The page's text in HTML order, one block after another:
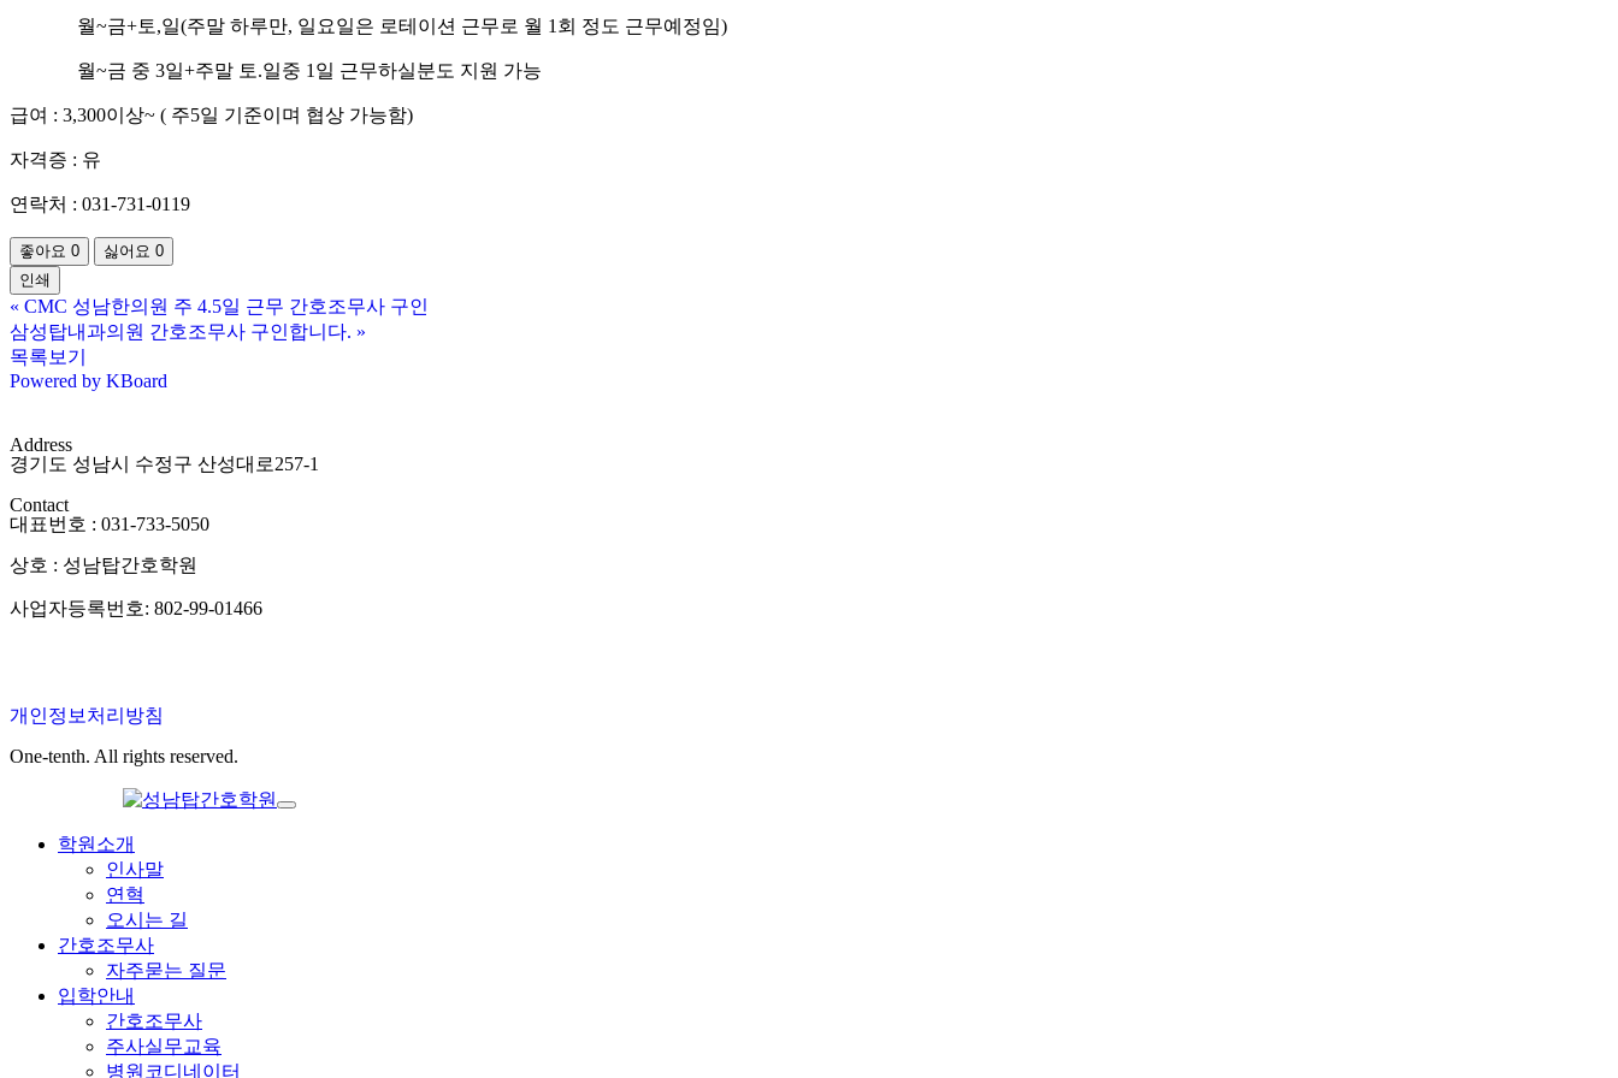
월~금+토,일(주말 하루만, 일요일은 로테이션 근무로 월 1회 정도 근무예정임)
월~금 중 3일+주말 토.일중 1일 근무하실분도 지원 가능
급여 : 3,300이상~ ( 주5일 기준이며 협상 가능함)
자격증 : 유
연락처 : 031-731-0119
좋아요 0 싫어요 0
인쇄
« CMC 성남한의원 주 4.5일 근무 간호조무사 구인
삼성탑내과의원 간호조무사 구인합니다. »
목록보기
Powered by KBoard
Address
경기도 성남시 수정구 산성대로257-1
Contact
대표번호 : 031-733-5050
상호 : 성남탑간호학원
사업자등록번호: 802-99-01466
개인정보처리방침
One-tenth. All rights reserved.
학원소개
인사말
연혁
오시는 길
간호조무사
자주묻는 질문
입학안내
간호조무사
주사실무교육
병원코디네이터